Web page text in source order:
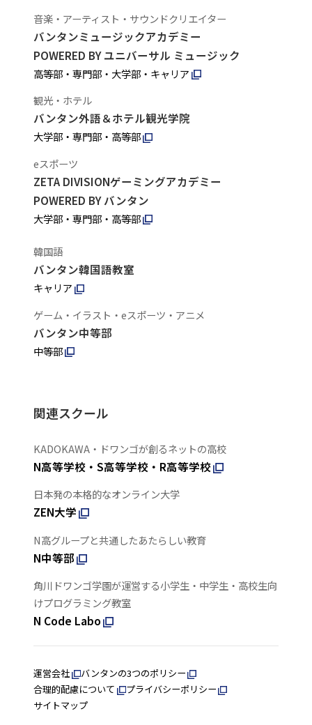
音楽・アーティスト・サウンドクリエイター
バンタンミュージックアカデミー
POWERED BY ユニバーサル ミュージック
高等部・専門部・大学部・キャリア
観光・ホテル
バンタン外語＆ホテル観光学院
大学部・専門部・高等部
eスポーツ
ZETA DIVISIONゲーミングアカデミー
POWERED BY バンタン
大学部・専門部・高等部
韓国語
バンタン韓国語教室
キャリア
ゲーム・イラスト・eスポーツ・アニメ
バンタン中等部
中等部
関連スクール
KADOKAWA・ドワンゴが創るネットの高校
N高等学校・S高等学校・R高等学校
日本発の本格的なオンライン大学
ZEN大学
N高グループと共通したあたらしい教育
N中等部
角川ドワンゴ学園が運営する小学生・中学生・高校生向
けプログラミング教室
N Code Labo
運営会社
バンタンの3つのポリシー
合理的配慮について
プライバシーポリシー
サイトマップ